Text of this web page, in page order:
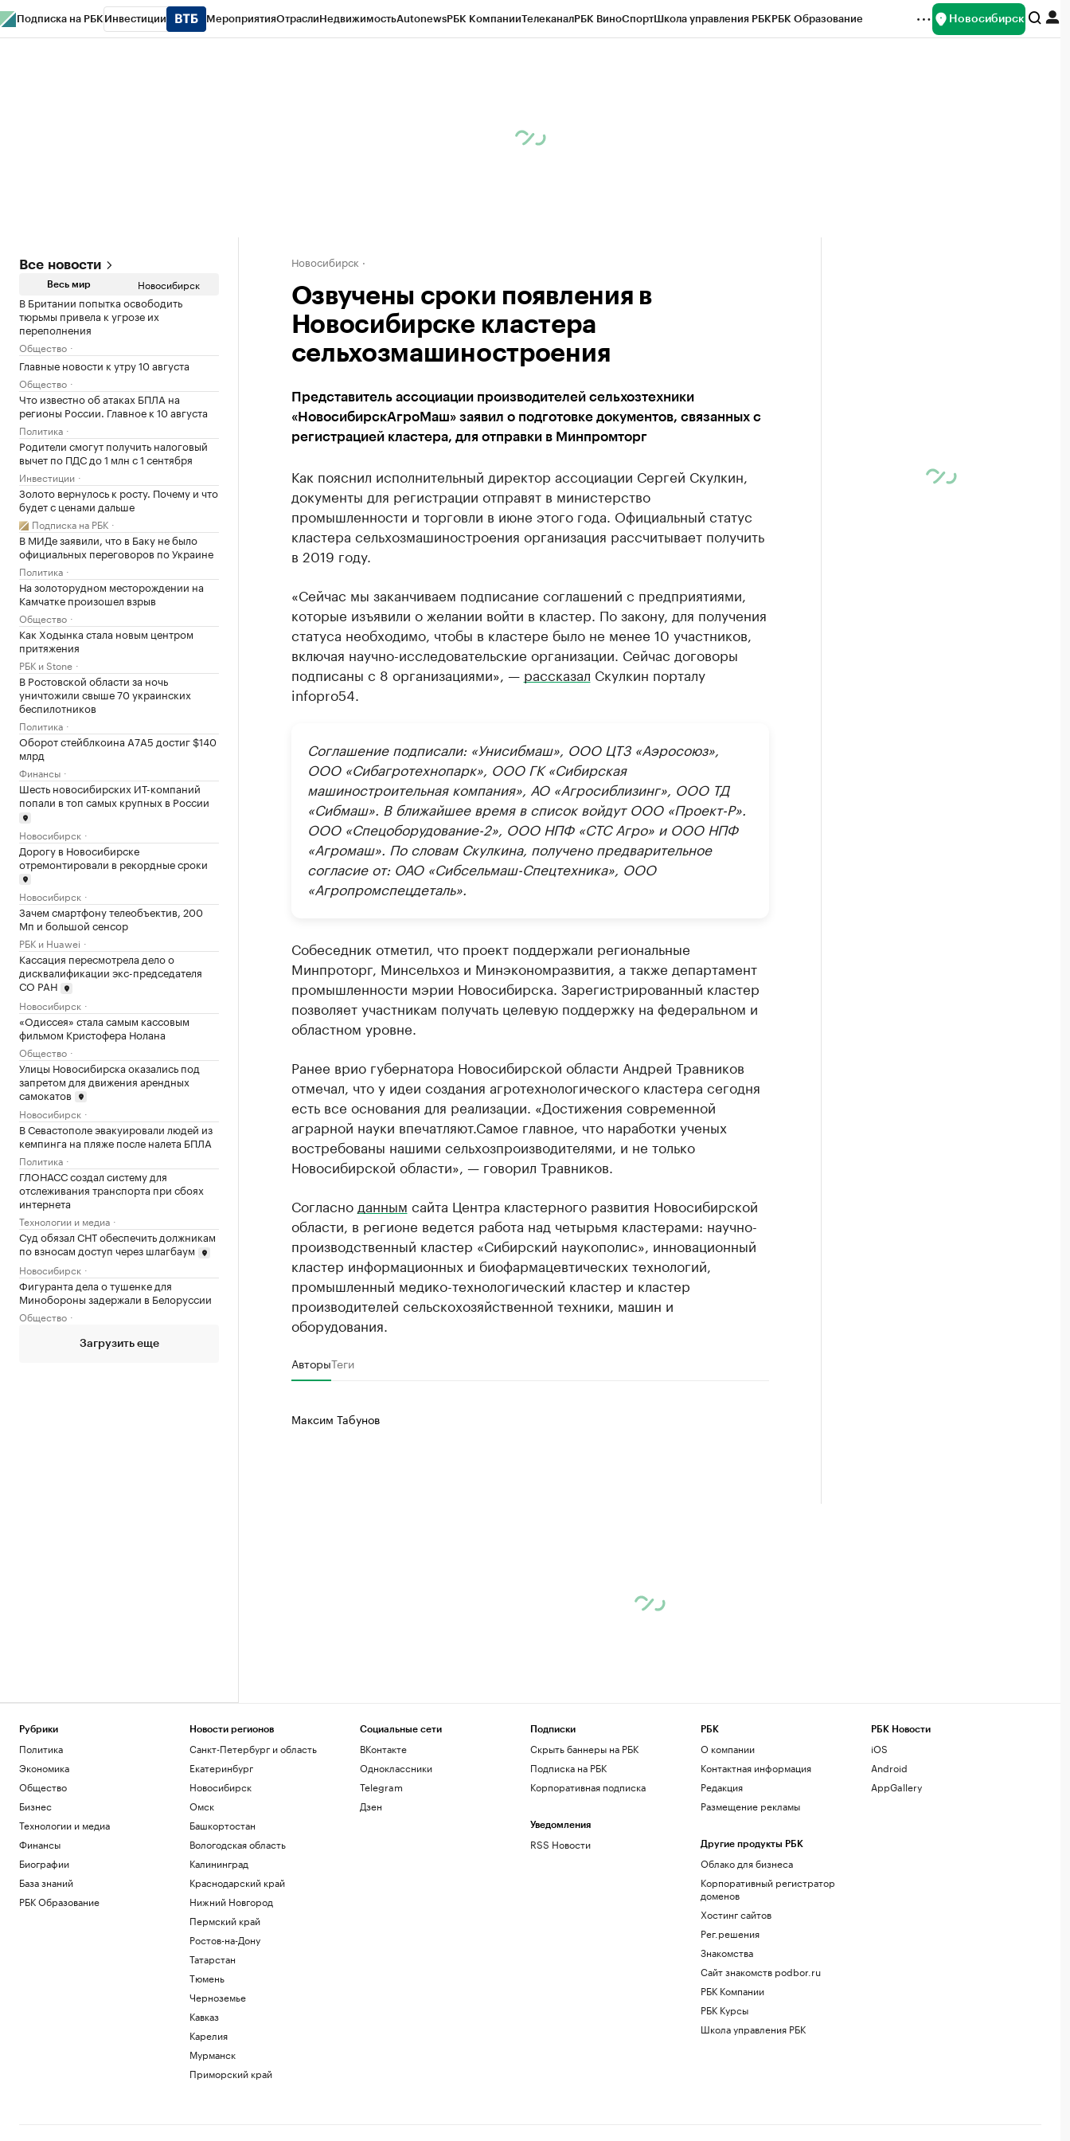
Подписка на РБК Инвестиции МероприятияОтраслиНедвижимостьAutonewsРБК КомпанииТелеканалРБК ВиноСпортШкола управления РБКРБК Образование Новосибирск
Все новости
Весь мир Новосибирск
В Британии попытка освободить
тюрьмы привела к угрозе их
переполнения
Общество
Главные новости к утру 10 августа
Общество
Что известно об атаках БПЛА на
регионы России. Главное к 10 августа
Политика
Родители смогут получить налоговый
вычет по ПДС до 1 млн с 1 сентября
Инвестиции
Золото вернулось к росту. Почему и что
будет с ценами дальше
Подписка на РБК
В МИДе заявили, что в Баку не было
официальных переговоров по Украине
Политика
На золоторудном месторождении на
Камчатке произошел взрыв
Общество
Как Ходынка стала новым центром
притяжения
РБК и Stone
В Ростовской области за ночь
уничтожили свыше 70 украинских
беспилотников
Политика
Оборот стейблкоина А7А5 достиг $140
млрд
Финансы
Шесть новосибирских ИТ-компаний
попали в топ самых крупных в России
Новосибирск
Дорогу в Новосибирске
отремонтировали в рекордные сроки
Новосибирск
Зачем смартфону телеобъектив, 200
Мп и большой сенсор
РБК и Huawei
Кассация пересмотрела дело о
дисквалификации экс-председателя
СО РАН
Новосибирск
«Одиссея» стала самым кассовым
фильмом Кристофера Нолана
Общество
Улицы Новосибирска оказались под
запретом для движения арендных
самокатов
Новосибирск
В Севастополе эвакуировали людей из
кемпинга на пляже после налета БПЛА
Политика
ГЛОНАСС создал систему для
отслеживания транспорта при сбоях
интернета
Технологии и медиа
Суд обязал СНТ обеспечить должникам
по взносам доступ через шлагбаум
Новосибирск
Фигуранта дела о тушенке для
Минобороны задержали в Белоруссии
Общество
Загрузить еще
Новосибирск
Озвучены сроки появления в
Новосибирске кластера
сельхозмашиностроения
Представитель ассоциации производителей сельхозтехники
«НовосибирскАгроМаш» заявил о подготовке документов, связанных с
регистрацией кластера, для отправки в Минпромторг
Как пояснил исполнительный директор ассоциации Сергей Скулкин,
документы для регистрации отправят в министерство
промышленности и торговли в июне этого года. Официальный статус
кластера сельхозмашиностроения организация рассчитывает получить
в 2019 году.
«Сейчас мы заканчиваем подписание соглашений с предприятиями,
которые изъявили о желании войти в кластер. По закону, для получения
статуса необходимо, чтобы в кластере было не менее 10 участников,
включая научно-исследовательские организации. Сейчас договоры
подписаны с 8 организациями», — рассказал Скулкин порталу
infopro54.
Соглашение подписали: «Унисибмаш», ООО ЦТЗ «Аэросоюз»,
ООО «Сибагротехнопарк», ООО ГК «Сибирская
машиностроительная компания», АО «Агросиблизинг», ООО ТД
«Сибмаш». В ближайшее время в список войдут ООО «Проект-Р».
ООО «Спецоборудование-2», ООО НПФ «СТС Агро» и ООО НПФ
«Агромаш». По словам Скулкина, получено предварительное
согласие от: ОАО «Сибсельмаш-Спецтехника», ООО
«Агропромспецдеталь».
Собеседник отметил, что проект поддержали региональные
Минпроторг, Минсельхоз и Минэкономразвития, а также департамент
промышленности мэрии Новосибирска. Зарегистрированный кластер
позволяет участникам получать целевую поддержку на федеральном и
областном уровне.
Ранее врио губернатора Новосибирской области Андрей Травников
отмечал, что у идеи создания агротехнологического кластера сегодня
есть все основания для реализации. «Достижения современной
аграрной науки впечатляют.Самое главное, что наработки ученых
востребованы нашими сельхозпроизводителями, и не только
Новосибирской области», — говорил Травников.
Согласно данным сайта Центра кластерного развития Новосибирской
области, в регионе ведется работа над четырьмя кластерами: научно-
производственный кластер «Сибирский наукополис», инновационный
кластер информационных и биофармацевтических технологий,
промышленный медико-технологический кластер и кластер
производителей сельскохозяйственной техники, машин и
оборудования.
АвторыТеги
Максим Табунов
Рубрики
Политика
Экономика
Общество
Бизнес
Технологии и медиа
Финансы
Биографии
База знаний
РБК Образование
Новости регионов
Санкт-Петербург и область
Екатеринбург
Новосибирск
Омск
Башкортостан
Вологодская область
Калининград
Краснодарский край
Нижний Новгород
Пермский край
Ростов-на-Дону
Татарстан
Тюмень
Черноземье
Кавказ
Карелия
Мурманск
Приморский край
Социальные сети
ВКонтакте
Одноклассники
Telegram
Дзен
Подписки
Скрыть баннеры на РБК
Подписка на РБК
Корпоративная подписка
Уведомления
RSS Новости
РБК
О компании
Контактная информация
Редакция
Размещение рекламы
Другие продукты РБК
Облако для бизнеса
Корпоративный регистратор
доменов
Хостинг сайтов
Рег.решения
Знакомства
Сайт знакомств podbor.ru
РБК Компании
РБК Курсы
Школа управления РБК
РБК Новости
iOS
Android
AppGallery